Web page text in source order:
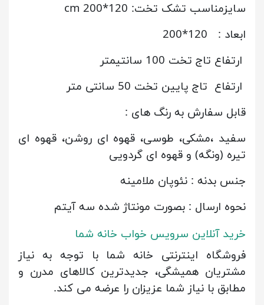
سایزمناسب تشک تخت: 120*200 cm
ابعاد : 120*200
ارتفاع تاج تخت 100 سانتیمتر
ارتفاع تاج پایین تخت 50 سانتی متر
قابل سفارش به رنگ های :
سفید ،مشکی، طوسی، قهوه ای روشن، قهوه ای
تیره (ونگه) و قهوه ای گردویی
جنس بدنه : نئوپان ملامینه
نحوه ارسال : بصورت مونتاژ شده سه آیتم
خرید آنلاین سرویس خواب خانه شما
فروشگاه اینترنتی خانه شما با توجه به نیاز
مشتریان همیشگی، جدیدترین کالاهای مدرن و
مطابق با نیاز شما عزیزان را عرضه می کند.